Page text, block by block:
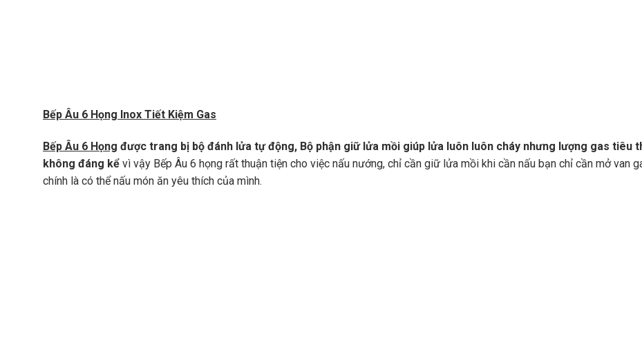
Bếp Âu 6 Họng Inox Tiết Kiệm Gas
Bếp Âu 6 Họng được trang bị bộ đánh lửa tự động, Bộ phận giữ lửa mồi giúp lửa luôn luôn cháy nhưng lượng gas tiêu
không đáng kể vì vậy Bếp Âu 6 họng rất thuận tiện cho việc nấu nướng, chỉ cần giữ lửa mồi khi cần nấu bạn chỉ cần mở van
chính là có thể nấu món ăn yêu thích của mình.